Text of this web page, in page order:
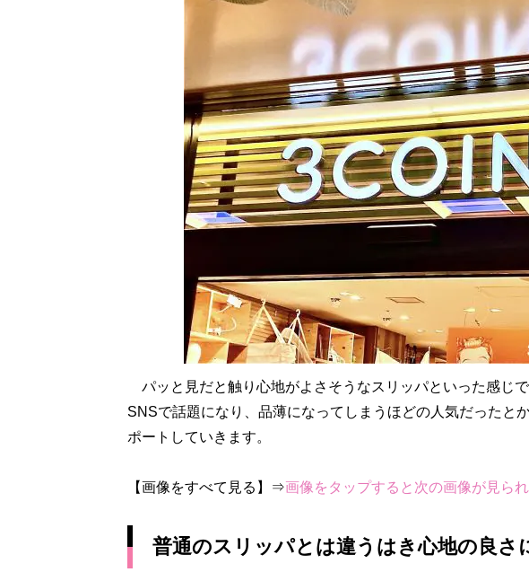
パッと見だと触り心地がよさそうなスリッパといった感じ
SNSで話題になり、品薄になってしまうほどの人気だったと
ポートしていきます。
【画像をすべて見る】⇒画像をタップすると次の画像が見ら
普通のスリッパとは違うはき心地の良さ